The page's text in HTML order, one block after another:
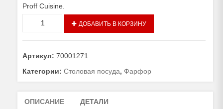
Proff Cuisine.
Тарелка
бортом
Texture
Lines
ДОБАВИТЬ В КОРЗИНУ
Артикул: 70001271
Категории: Столовая посуда, Фарфор
ОПИСАНИЕ ДЕТАЛИ